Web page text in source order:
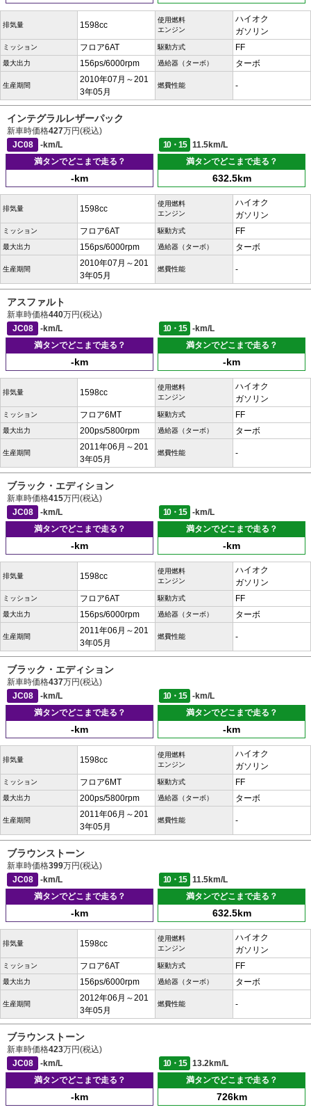
排気量 1598cc
使用燃料
エンジン
ハイオク
ガソリン
ミッション フロア6AT 駆動方式 FF
最大出力 156ps/6000rpm 過給器（ターボ） ターボ
生産期間
2010年07月～201
3年05月
燃費性能 -
インテグラルレザーパック
新車時価格427万円(税込)
JC08
-km/L 10・15
11.5km/L
満タンでどこまで走る？
-km
満タンでどこまで走る？
632.5km
排気量 1598cc
使用燃料
エンジン
ハイオク
ガソリン
ミッション フロア6AT 駆動方式 FF
最大出力 156ps/6000rpm 過給器（ターボ） ターボ
生産期間
2010年07月～201
3年05月
燃費性能 -
アスファルト
新車時価格440万円(税込)
JC08
-km/L 10・15
-km/L
満タンでどこまで走る？
-km
満タンでどこまで走る？
-km
排気量 1598cc
使用燃料
エンジン
ハイオク
ガソリン
ミッション フロア6MT 駆動方式 FF
最大出力 200ps/5800rpm 過給器（ターボ） ターボ
生産期間
2011年06月～201
3年05月
燃費性能 -
ブラック・エディション
新車時価格415万円(税込)
JC08
-km/L 10・15
-km/L
満タンでどこまで走る？
-km
満タンでどこまで走る？
-km
排気量 1598cc
使用燃料
エンジン
ハイオク
ガソリン
ミッション フロア6AT 駆動方式 FF
最大出力 156ps/6000rpm 過給器（ターボ） ターボ
生産期間
2011年06月～201
3年05月
燃費性能 -
ブラック・エディション
新車時価格437万円(税込)
JC08
-km/L 10・15
-km/L
満タンでどこまで走る？
-km
満タンでどこまで走る？
-km
排気量 1598cc
使用燃料
エンジン
ハイオク
ガソリン
ミッション フロア6MT 駆動方式 FF
最大出力 200ps/5800rpm 過給器（ターボ） ターボ
生産期間
2011年06月～201
3年05月
燃費性能 -
ブラウンストーン
新車時価格399万円(税込)
JC08
-km/L 10・15
11.5km/L
満タンでどこまで走る？
-km
満タンでどこまで走る？
632.5km
排気量 1598cc
使用燃料
エンジン
ハイオク
ガソリン
ミッション フロア6AT 駆動方式 FF
最大出力 156ps/6000rpm 過給器（ターボ） ターボ
生産期間
2012年06月～201
3年05月
燃費性能 -
ブラウンストーン
新車時価格423万円(税込)
JC08
-km/L 10・15
13.2km/L
満タンでどこまで走る？
-km
満タンでどこまで走る？
726km